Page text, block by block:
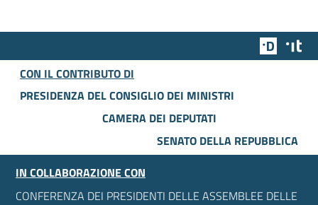
Team
CON IL CONTRIBUTO DI
PRESIDENZA DEL CONSIGLIO DEI MINISTRI
CAMERA DEI DEPUTATI
SENATO DELLA REPUBBLICA
IN COLLABORAZIONE CON
CONFERENZA DEI PRESIDENTI DELLE ASSEMBLEE DELLE